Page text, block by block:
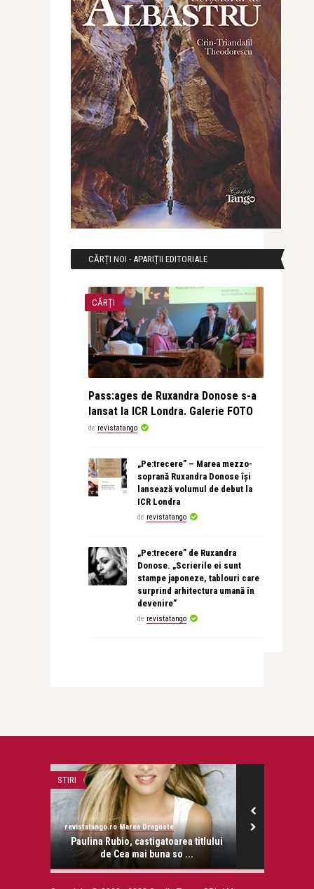
CĂRȚI NOI - APARIȚII EDITORIALE
CĂRȚI
Pass:ages de Ruxandra Donose s-a
lansat la ICR Londra. Galerie FOTO
de revistatango
„Pe:trecere” – Marea mezzo-
soprană Ruxandra Donose își
lansează volumul de debut la
ICR Londra
de revistatango
„Pe:trecere” de Ruxandra
Donose. „Scrierile ei sunt
stampe japoneze, tablouri care
surprind arhitectura umană în
devenire”
de revistatango
STIRI
revistatango.ro Marea Dragoste
Paulina Rubio, castigatoarea titlului
de Cea mai buna so ...